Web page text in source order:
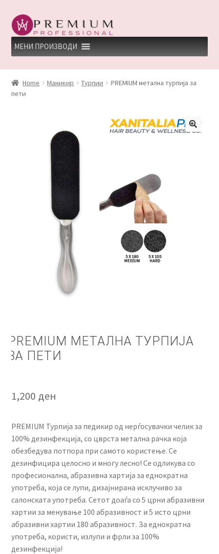
Skip
to
navigation
Skip
to
content
МЕНИ ПРОИЗВОДИ
HOME
PREMIUM PROFESSIONAL LINKS
REFUND AND RETURNS POLICY
ДЕПИЛАЦИЈА
КЕРАТИНСКИ ТРЕМАН BY KYANA QUEEN
НАШИ БРЕНДОВИ ЗА КОЗМЕТИКА И ФРИЗЕРАЈ
ПРОИЗВОДИ
Home Маникир Турпии
PREMIUM метална турпија за
пети
PREMIUM МЕТАЛНА ТУРПИЈА
ЗА ПЕТИ
1,200 ден
PREMIUM Турпија за педикир од нерѓосувачки челик за
100% дезинфекција, со цврста метална рачка која
обезбедува потпора при самото користење. Се
дезинфицира целосно и многу лесно! Се одликува со
професионална, абразивна хартија за еднократна
употреба, која се лупи, дизајнирана исклучиво за
салонската употреба. Сетот доаѓа со 5 црни абразивни
хартии за менување 100 абразивност и 5 исто црни
абразивни хартии 180 абразивност. За еднократна
употреба, користи, излупи и фрли за 100%
дезинфекција!